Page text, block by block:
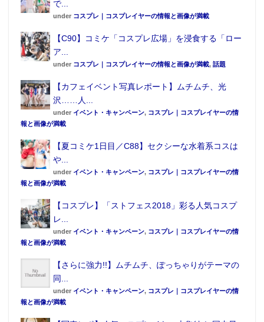
で...
under コスプレ｜コスプレイヤーの情報と画像が満載
【C90】コミケ「コスプレ広場」を浸食する「ロー
ア...
under コスプレ｜コスプレイヤーの情報と画像が満載, 話題
【カフェイベント写真レポート】ムチムチ、光
沢……人...
under イベント・キャンペーン, コスプレ｜コスプレイヤーの情
報と画像が満載
【夏コミケ1日目／C88】セクシーな水着系コスは
や...
under イベント・キャンペーン, コスプレ｜コスプレイヤーの情
報と画像が満載
【コスプレ】「ストフェス2018」彩る人気コスプ
レ...
under イベント・キャンペーン, コスプレ｜コスプレイヤーの情
報と画像が満載
【さらに強力!!】ムチムチ、ぽっちゃりがテーマの
同...
under イベント・キャンペーン, コスプレ｜コスプレイヤーの情
報と画像が満載